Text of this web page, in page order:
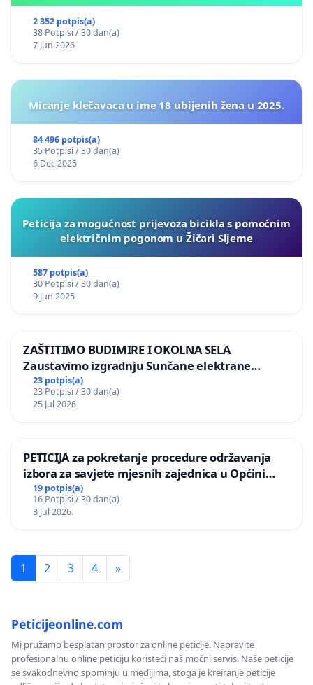
2 352 potpis(a)
38 Potpisi / 30 dan(a)
7 Jun 2026
Micanje klečavaca u ime 18 ubijenih žena u 2025.
84 496 potpis(a)
35 Potpisi / 30 dan(a)
6 Dec 2025
Peticija za mogućnost prijevoza bicikla s pomoćnim
električnim pogonom u Žičari Sljeme
587 potpis(a)
30 Potpisi / 30 dan(a)
9 Jun 2025
ZAŠTITIMO BUDIMIRE I OKOLNA SELA
Zaustavimo izgradnju Sunčane elektrane
Vedrine na području Ugljana
23 potpis(a)
23 Potpisi / 30 dan(a)
25 Jul 2026
PETICIJA za pokretanje procedure održavanja
izbora za savjete mjesnih zajednica u Općini
Bugojno
19 potpis(a)
16 Potpisi / 30 dan(a)
3 Jul 2026
1 2 3 4 »
Peticijeonline.com
Mi pružamo besplatan prostor za online peticije. Napravite
profesionalnu online peticiju koristeći naš močni servis. Naše peticije
se svakodnevno spominju u medijima, stoga je kreiranje peticije